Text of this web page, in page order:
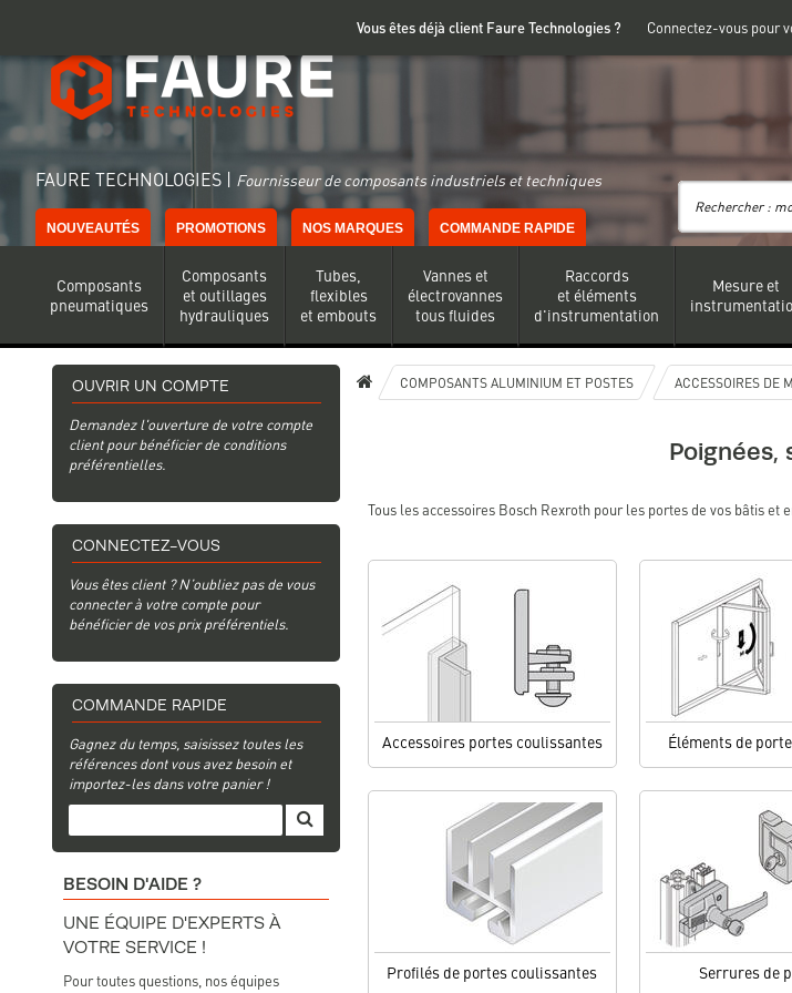
Vous êtes déjà client Faure Technologies ? Connectez-vous pour
FAURE TECHNOLOGIES | Fournisseur de composants industriels et techniques
NOUVEAUTÉS PROMOTIONS NOS MARQUES COMMANDE RAPIDE
Composants
pneumatiques
Composants
et outillages
hydrauliques
Tubes,
flexibles
et embouts
Vannes et
électrovannes
tous fluides
Raccords
et éléments
d'instrumentation
Mesure et
OUVRIR UN COMPTE
Demandez l'ouverture de votre compte
client pour bénéficier de conditions
préférentielles.
CONNECTEZ-VOUS
Vous êtes client ? N’oubliez pas de vous
connecter à votre compte pour
bénéficier de vos prix préférentiels.
COMMANDE RAPIDE
Gagnez du temps, saisissez toutes les
références dont vous avez besoin et
importez-les dans votre panier !
BESOIN D'AIDE ?
UNE ÉQUIPE D'EXPERTS À
VOTRE SERVICE !
Pour toutes questions, nos équipes
COMPOSANTS ALUMINIUM ET POSTES ACCESSOIRES DE
Tous les accessoires Bosch Rexroth pour les portes de vos bâtis
Accessoires portes coulissantes Éléments de
Profilés de portes coulissantes Serrures de